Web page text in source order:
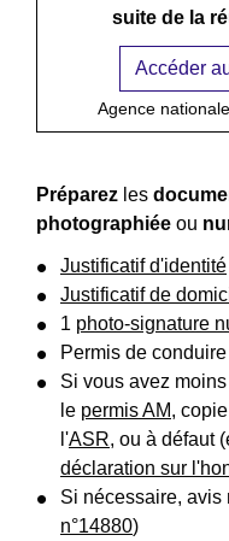
suite de la
Accéder
Agence
Préparez les
photographiée ou
Justificatif d'identité
Justificatif de
1 photo-signature
Permis de conduire
Si vous avez
le permis AM,
l'ASR, ou à défaut
déclaration sur
Si nécessaire, avis
n°14880)